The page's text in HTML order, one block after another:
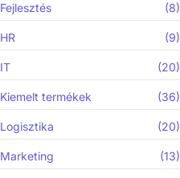
Fejlesztés (8)
HR (9)
IT (20)
Kiemelt termékek (36)
Logisztika (20)
Marketing (13)